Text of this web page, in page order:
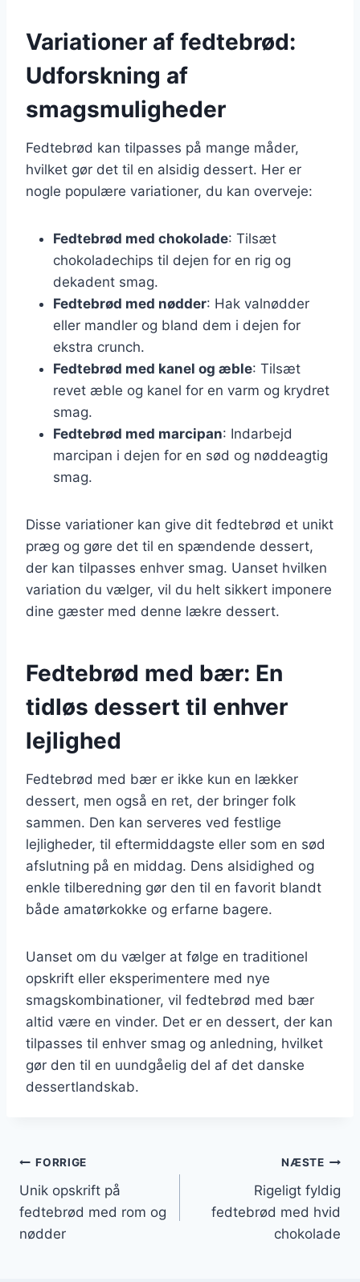
Variationer af fedtebrød:
Udforskning af
smagsmuligheder
Fedtebrød kan tilpasses på mange måder,
hvilket gør det til en alsidig dessert. Her er
nogle populære variationer, du kan overveje:
Fedtebrød med chokolade: Tilsæt
chokoladechips til dejen for en rig og
dekadent smag.
Fedtebrød med nødder: Hak valnødder
eller mandler og bland dem i dejen for
ekstra crunch.
Fedtebrød med kanel og æble: Tilsæt
revet æble og kanel for en varm og krydret
smag.
Fedtebrød med marcipan: Indarbejd
marcipan i dejen for en sød og nøddeagtig
smag.
Disse variationer kan give dit fedtebrød et unikt
præg og gøre det til en spændende dessert,
der kan tilpasses enhver smag. Uanset hvilken
variation du vælger, vil du helt sikkert imponere
dine gæster med denne lækre dessert.
Fedtebrød med bær: En
tidløs dessert til enhver
lejlighed
Fedtebrød med bær er ikke kun en lækker
dessert, men også en ret, der bringer folk
sammen. Den kan serveres ved festlige
lejligheder, til eftermiddagste eller som en sød
afslutning på en middag. Dens alsidighed og
enkle tilberedning gør den til en favorit blandt
både amatørkokke og erfarne bagere.
Uanset om du vælger at følge en traditionel
opskrift eller eksperimentere med nye
smagskombinationer, vil fedtebrød med bær
altid være en vinder. Det er en dessert, der kan
tilpasses til enhver smag og anledning, hvilket
gør den til en uundgåelig del af det danske
dessertlandskab.
Indlægsnavigation
FORRIGE
Unik opskrift på
fedtebrød med rom og
nødder
NÆSTE
Rigeligt fyldig
fedtebrød med hvid
chokolade